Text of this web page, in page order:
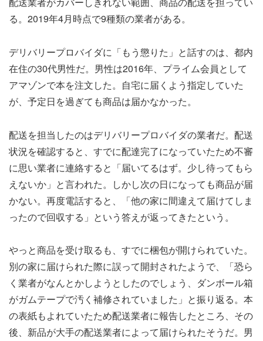
る。2019年4月時点で9種類の業者がある。
デリバリープロバイダに「もう懲りた」と話すのは、都内
在住の30代男性だ。男性は2016年、プライム会員として
アマゾンで本を注文した。自宅に届くよう指定していた
が、予定日を過ぎても商品は届かなかった。
配送を担当したのはデリバリープロバイダの業者だ。配送
状況を確認すると、すでに配達完了になっていたため不審
に思い業者に連絡すると「届いてるはず。少し待ってもら
えないか」と言われた。しかし次の日になっても商品が届
かない。再度電話すると、「他の家に間違えて届けてしま
ったので回収する」という答えが返ってきたという。
やっと商品を受け取るも、すでに梱包が開けられていた。
別の家に届けられた際に誤って開封されたようで、「恐ら
く業者がなんとかしようとしたのでしょう、ダンボール箱
がガムテープで汚く補修されていました」と振り返る。本
の表紙もよれていたため配送業者に報告したところ、その
後、新品が大手の配送業者によって届けられたそうだ。男